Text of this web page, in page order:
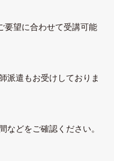
要望に合わせて受講可能
派遣もお受けしておりま
などをご確認ください。